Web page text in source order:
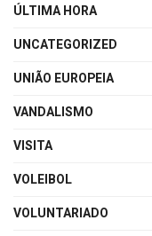
ÚLTIMA HORA
UNCATEGORIZED
UNIÃO EUROPEIA
VANDALISMO
VISITA
VOLEIBOL
VOLUNTARIADO